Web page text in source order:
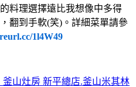
料理選擇遠比我想像中多得
翻到手軟(笑)。詳細菜單請參
1l4W49
釜山灶房 新平總店.釜山米其林